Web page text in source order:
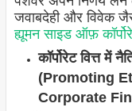
जवाबदेही और विवेक
ह्यूमन साइड ऑफ़
कॉर्पोरेट वित्त में
(Promoting
Corporate